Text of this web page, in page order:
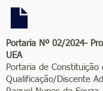
Portaria Nº 02/2024-
UEA
Portaria de Constituição
Qualificação/Discente